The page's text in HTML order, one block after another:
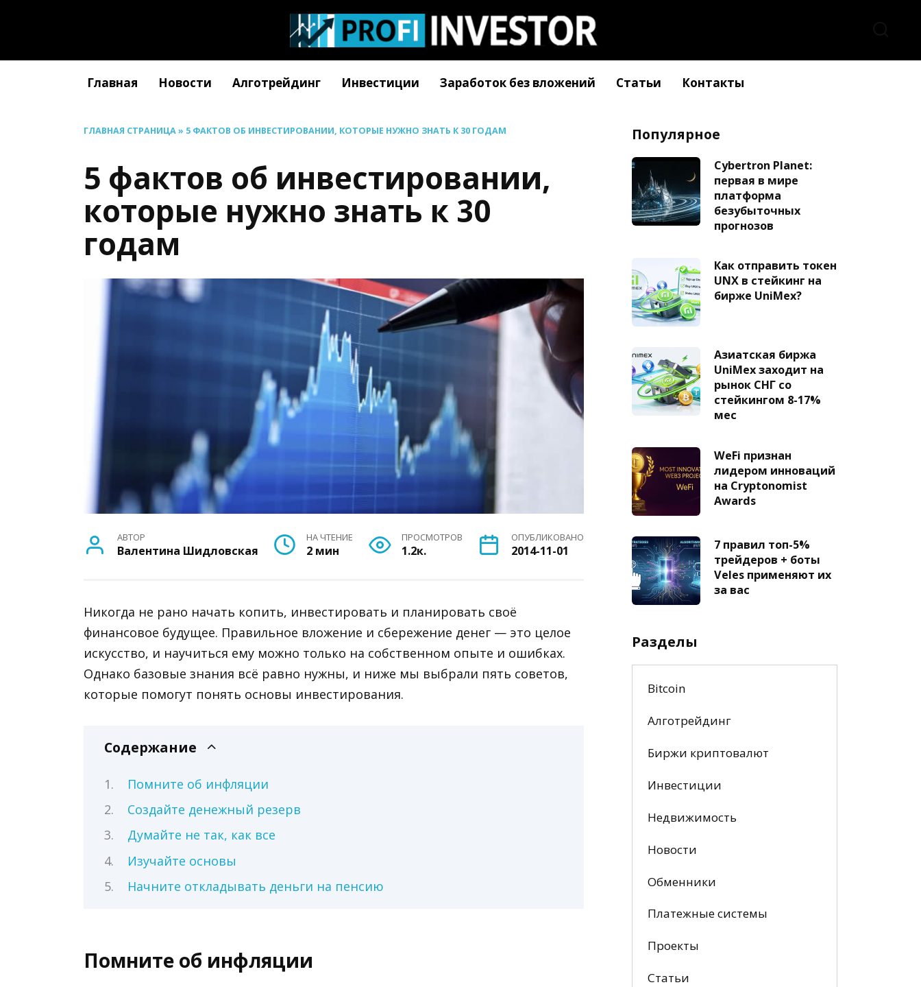
Главная Новости Алготрейдинг Инвестиции Заработок без вложений Статьи Контакты
ГЛАВНАЯ СТРАНИЦА» 5 ФАКТОВ ОБ ИНВЕСТИРОВАНИИ, КОТОРЫЕ НУЖНО ЗНАТЬ К 30 ГОДАМ
5 фактов об инвестировании,
которые нужно знать к 30
годам
АВТОР
Валентина Шидловская
НА ЧТЕНИЕ
2 мин
ПРОСМОТРОВ
1.2к.
ОПУБЛИКОВАНО
2014-11-01
Никогда не рано начать копить, инвестировать и планировать своё
финансовое будущее. Правильное вложение и сбережение денег — это целое
искусство, и научиться ему можно только на собственном опыте и ошибках.
Однако базовые знания всё равно нужны, и ниже мы выбрали пять советов,
которые помогут понять основы инвестирования.
Содержание
Помните об инфляции
Создайте денежный резерв
Думайте не так, как все
Изучайте основы
Начните откладывать деньги на пенсию
Помните об инфляции
Популярное
Cybertron Planet:
первая в мире
платформа
безубыточных
прогнозов
Как отправить токен
UNX в стейкинг на
бирже UniMex?
Азиатская биржа
UniMex заходит на
рынок СНГ со
стейкингом 8-17%
мес
WeFi признан
лидером инноваций
на Cryptonomist
Awards
7 правил топ-5%
трейдеров + боты
Veles применяют их
за вас
Разделы
Bitcoin
Алготрейдинг
Биржи криптовалют
Инвестиции
Недвижимость
Новости
Обменники
Платежные системы
Проекты
Статьи